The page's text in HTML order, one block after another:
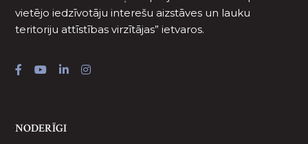
vietējo iedzīvotāju interešu aizstāves un lauku
teritoriju attīstības virzītājas” ietvaros.
NODERĪGI